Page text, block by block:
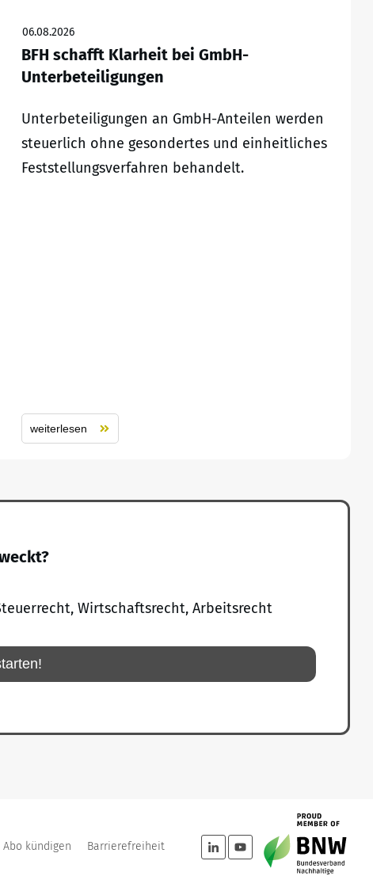
06.08.2026
BFH schafft Klarheit bei GmbH-
Unterbeteiligungen
Unterbeteiligungen an GmbH-Anteilen werden
steuerlich ohne gesondertes und einheitliches
Feststellungsverfahren behandelt.
weiterlesen
Wirtschaftsrecht, Arbeitsrecht
Abo kündigen Barrierefreiheit